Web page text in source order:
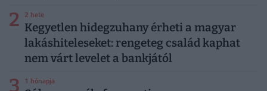
2 2 hete
Kegyetlen hidegzuhany érheti a magyar
lakáshiteleseket: rengeteg család kaphat
nem várt levelet a bankjától
3 1 hónapja